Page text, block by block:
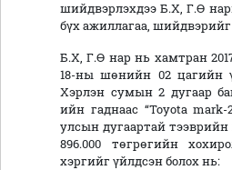
шийдвэрлэхдээ Б.Х, Г.Ө
бүх ажиллагаа, шийдвэрийг
Б.Х, Г.Ө нар нь хамтран
18-ны шөнийн 02 цагийн
Хэрлэн сумын 2 дугаар
ийн гаднаас “Toyota
улсын дугаартай
896.000 төгрөгийн
хэргийг үйлдсэн болох нь: